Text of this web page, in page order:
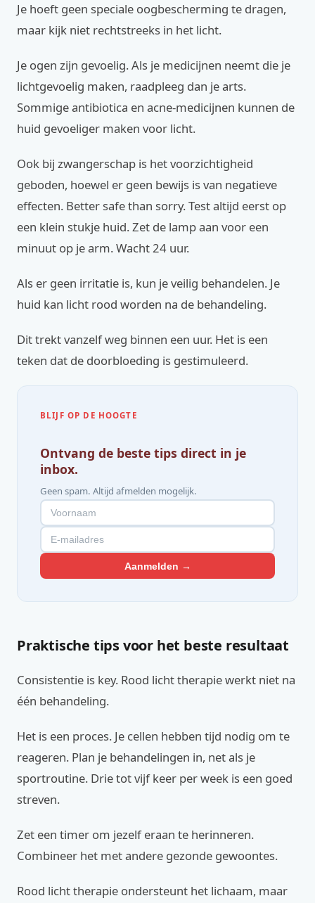
Je hoeft geen speciale oogbescherming te dragen,
maar kijk niet rechtstreeks in het licht.
Je ogen zijn gevoelig. Als je medicijnen neemt die je
lichtgevoelig maken, raadpleeg dan je arts.
Sommige antibiotica en acne-medicijnen kunnen de
huid gevoeliger maken voor licht.
Ook bij zwangerschap is het voorzichtigheid
geboden, hoewel er geen bewijs is van negatieve
effecten. Better safe than sorry. Test altijd eerst op
een klein stukje huid. Zet de lamp aan voor een
minuut op je arm. Wacht 24 uur.
Als er geen irritatie is, kun je veilig behandelen. Je
huid kan licht rood worden na de behandeling.
Dit trekt vanzelf weg binnen een uur. Het is een
teken dat de doorbloeding is gestimuleerd.
BLIJF OP DE HOOGTE
Ontvang de beste tips direct in je
inbox.
Geen spam. Altijd afmelden mogelijk.
Aanmelden →
Praktische tips voor het beste resultaat
Consistentie is key. Rood licht therapie werkt niet na
één behandeling.
Het is een proces. Je cellen hebben tijd nodig om te
reageren. Plan je behandelingen in, net als je
sportroutine. Drie tot vijf keer per week is een goed
streven.
Zet een timer om jezelf eraan te herinneren.
Combineer het met andere gezonde gewoontes.
Rood licht therapie ondersteunt het lichaam, maar